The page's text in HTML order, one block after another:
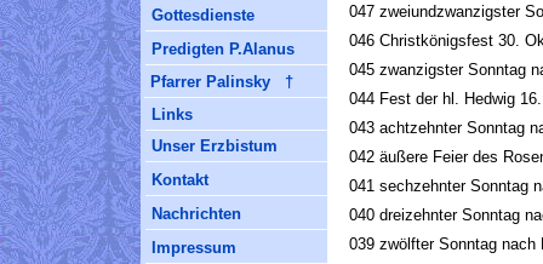
Gottesdienste
Predigten P.Alanus
Pfarrer Palinsky †
Links
Unser Erzbistum
Kontakt
Nachrichten
Impressum
047 zweiundzwanzigster
046 Christkönigsfest 30.
045 zwanzigster Sonntag
044 Fest der hl. Hedwig
043 achtzehnter Sonntag
042 äußere Feier des
041 sechzehnter Sonntag
040 dreizehnter Sonntag
039 zwölfter Sonntag nach